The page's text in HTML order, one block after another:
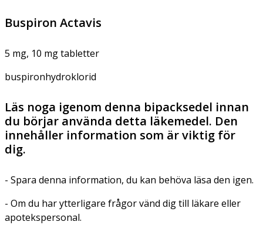
Buspiron Actavis
5 mg, 10 mg tabletter
buspironhydroklorid
Läs noga igenom denna bipacksedel innan
du börjar använda detta läkemedel. Den
innehåller information som är viktig för
dig.
- Spara denna information, du kan behöva läsa den igen.
- Om du har ytterligare frågor vänd dig till läkare eller
apotekspersonal.